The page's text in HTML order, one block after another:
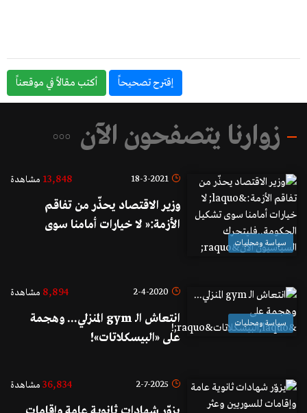
إقترح تصحيحاً أكتب مقالاً في موقعناً
زوارنا يتصفحون الآن
سياسة ومحليات
18-3-2021
13,848 مشاهدة
وزير الاقتصاد يحذّر من تفاقم
الأزمة:« لا خيارات أمامنا سوى
سياسة ومحليات
2-4-2020
8,894 مشاهدة
انتعاش الـ gym المنزلي... وهجمة
على «البيسكلاتات»!
2-7-2025
36,834 مشاهدة